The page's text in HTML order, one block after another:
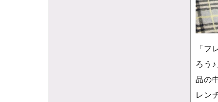
「フ
ろう
品の
レン